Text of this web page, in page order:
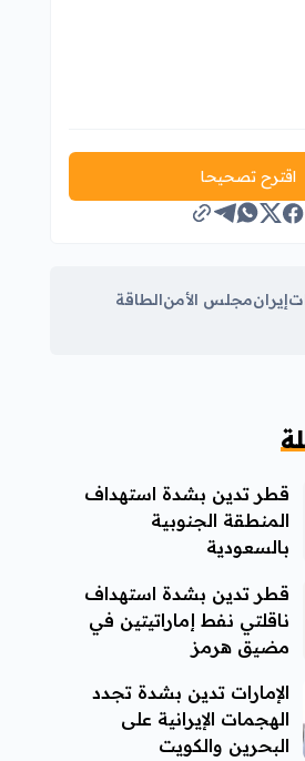
اقترح تصحيحا
إيرانمجلس الأمنالطاقة
قطر تدين بشدة استهداف
المنطقة الجنوبية
بالسعودية
قطر تدين بشدة استهداف
ناقلتي نفط إماراتيتين في
مضيق هرمز
الإمارات تدين بشدة تجدد
الهجمات الإيرانية على
البحرين والكويت